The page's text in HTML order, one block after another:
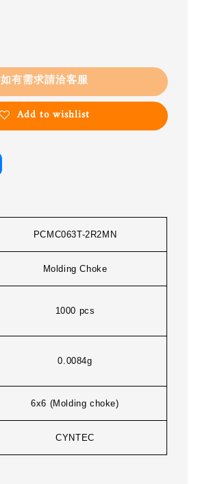
如有需求請洽客服
Add to wishlist
PCMC063T-2R2MN
Molding Choke
1000 pcs
0.0084g
6x6 (Molding choke)
CYNTEC